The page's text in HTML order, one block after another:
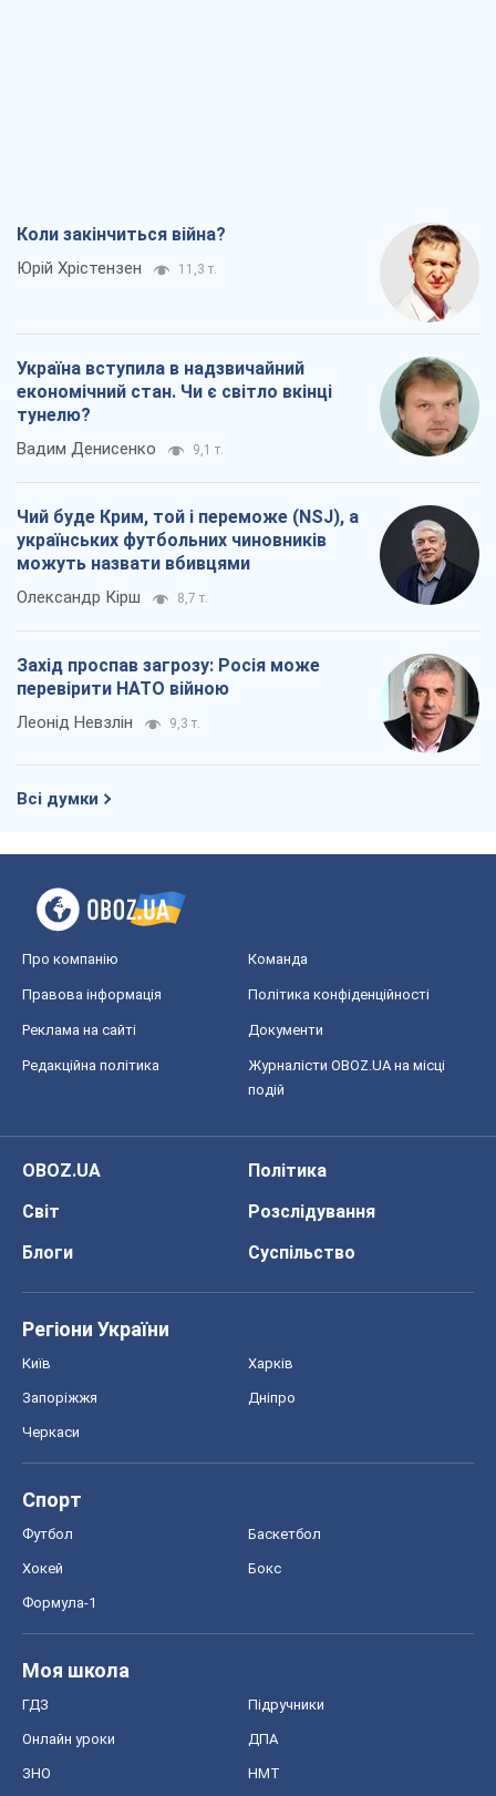
Коли закінчиться війна?
Юрій Хрістензен 11,3 т.
Україна вступила в надзвичайний
економічний стан. Чи є світло вкінці
тунелю?
Вадим Денисенко 9,1 т.
Чий буде Крим, той і переможе (NSJ), а
українських футбольних чиновників
можуть назвати вбивцями
Олександр Кірш 8,7 т.
Захід проспав загрозу: Росія може
перевірити НАТО війною
Леонід Невзлін 9,3 т.
Всі думки
Про компанію Команда
Правова інформація Політика конфіденційності
Реклама на сайті Документи
Редакційна політика
Журналісти OBOZ.UA на місці
подій
OBOZ.UA
Політика
Світ
Розслідування
Блоги
Суспільство
Регіони України
Київ Харків
Запоріжжя Дніпро
Черкаси
Спорт
Футбол Баскетбол
Хокей Бокс
Формула-1
Моя школа
ГДЗ Підручники
Онлайн уроки ДПА
ЗНО НМТ